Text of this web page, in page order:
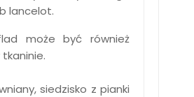
lancelot.
może być również
siedzisko z pianki